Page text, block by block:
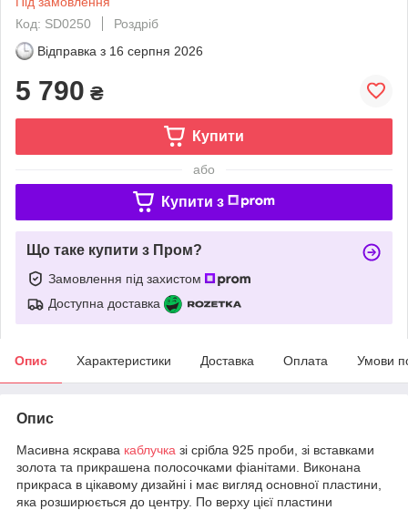
Код: SD0250
Роздріб
Відправка з 16 серпня 2026
5 790 ₴
Купити
або
Купити з
Що таке купити з Пром?
Замовлення під захистом
Доступна доставка
Опис Характеристики Доставка Оплата Умови
Опис
Масивна яскрава каблучка зі срібла 925 проби, зі вставками
золота та прикрашена полосочками фіанітами. Виконана
прикраса в цікавому дизайні і має вигляд основної пластини,
яка розширюється до центру. По верху цієї пластини